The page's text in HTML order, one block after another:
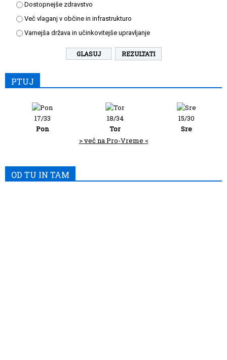
Dostopnejše zdravstvo
Več vlaganj v občine in infrastrukturo
Varnejša država in učinkovitejše upravljanje
REZULTATI
PTUJ
17/33
Pon
18/34
Tor
15/30
Sre
> več na Pro-Vreme <
OD TU IN TAM